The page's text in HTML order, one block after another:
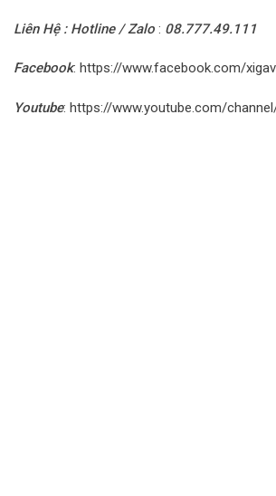
Liên Hệ : Hotline / Zalo : 08.777.49.111
Facebook: https://www.facebook.com/
Youtube: https://www.youtube.com/